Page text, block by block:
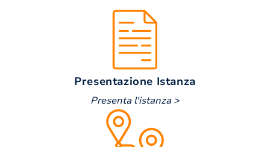
Presentazione Istanza
Presenta l'istanza >